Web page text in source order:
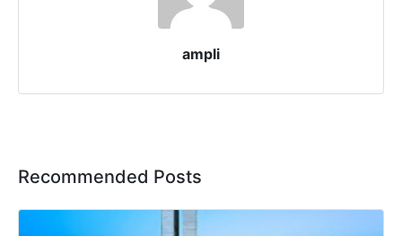
ampli
Recommended Posts